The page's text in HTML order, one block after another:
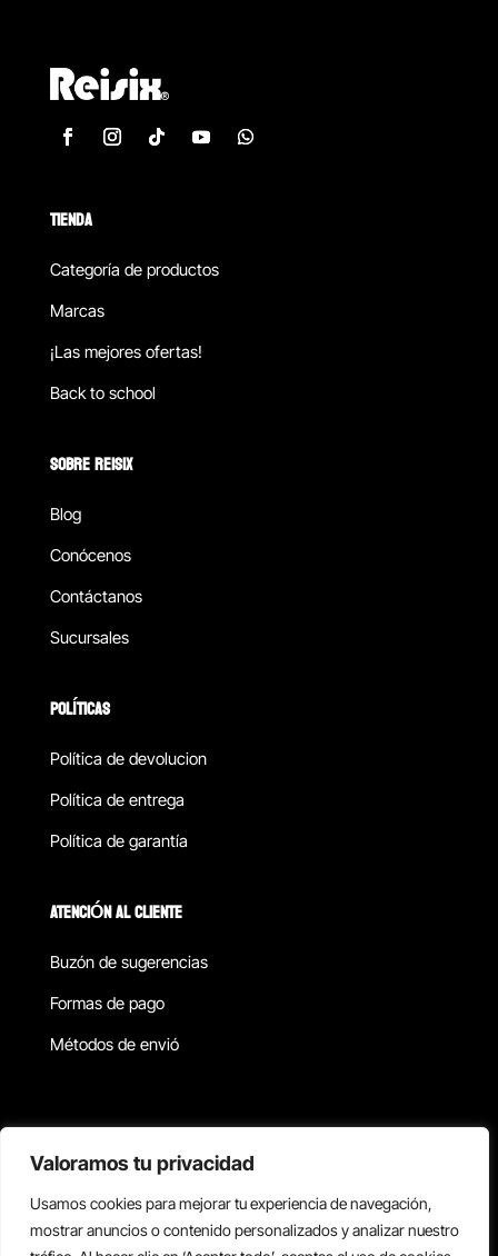
Valoramos tu privacidad
Usamos cookies para mejorar tu experiencia de navegación,
mostrar anuncios o contenido personalizados y analizar nuestro
TIENDA
Categoría de productos
Marcas
¡Las mejores ofertas!
Back to school
SOBRE REISIX
Blog
Conócenos
Contáctanos
Sucursales
POLÍTICAS
Política de devolucion
Política de entrega
Política de garantía
ATENCIÓN AL CLIENTE
Buzón de sugerencias
Formas de pago
Métodos de envió
Copyright © 2026 Reisix. Todos los derechos reservados.